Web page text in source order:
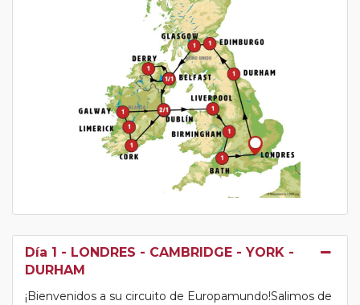
Día 1 - LONDRES - CAMBRIDGE - YORK -
DURHAM
¡Bienvenidos a su circuito de Europamundo!Salimos de